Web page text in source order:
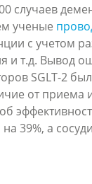
случаев
ученые
с учетом
и т.д. Вывод
SGLT-2
от приема
39%, а